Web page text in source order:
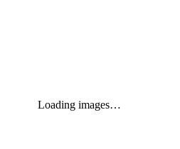
Loading images…